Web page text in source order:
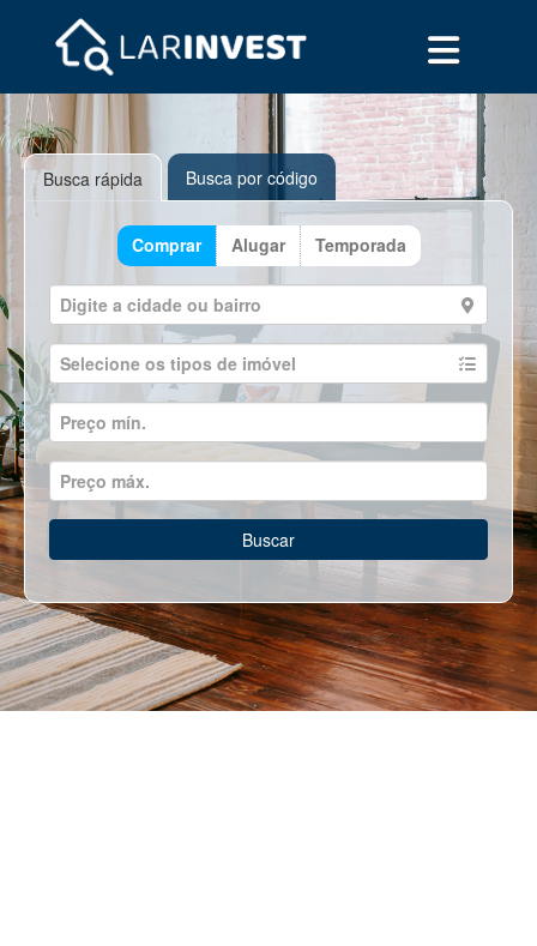
Busca rápida Busca por código
Comprar Alugar Temporada